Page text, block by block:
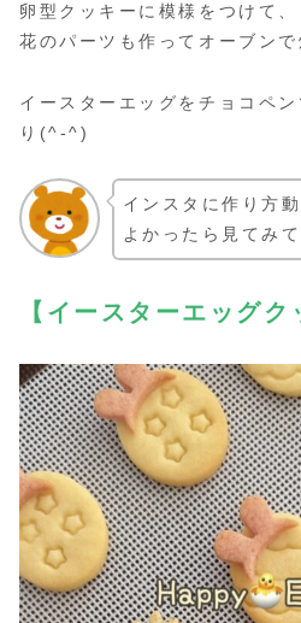
卵型クッキーに模様をつけて
花のパーツも作ってオーブンで
イースターエッグをチョコペ
り(^-^)
インスタに作り方
よかったら見てみ
【イースターエッグク